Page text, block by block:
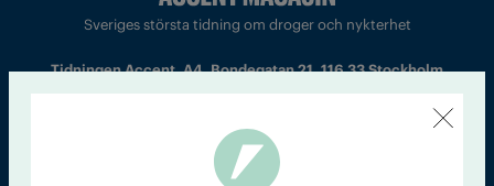
Sveriges största tidning om droger och nykterhet
Tidningen Accent, A4, Bondegatan 21, 116 33 Stockholm
Chefredaktör och ansvarig utgivare: Barbro Janson Lundkvist,
barbro@a4.se.